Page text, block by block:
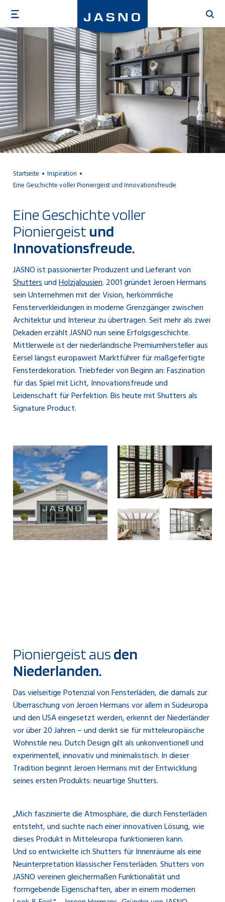
zum
Inhalt
Startseite
Inspiration
Eine Geschichte voller Pioniergeist und Innovationsfreude
Eine Geschichte voller
Pioniergeist und
Innovationsfreude.
JASNO ist passionierter Produzent und Lieferant von
ShuttersundHolzjalousien. 2001 gründet Jeroen Hermans
sein Unternehmen mit der Vision, herkömmliche
Fensterverkleidungen in moderne Grenzgänger zwischen
Architektur und Interieur zu übertragen. Seit mehr als zwei
Dekaden erzählt JASNO nun seine Erfolgsgeschichte.
Mittlerweile ist der niederländische Premiumhersteller aus
Eersel längst europaweit Marktführer für maßgefertigte
Fensterdekoration. Triebfeder von Beginn an: Faszination
für das Spiel mit Licht, Innovationsfreude und
Leidenschaft für Perfektion. Bis heute mit Shutters als
Signature Product.
Pioniergeist ausden
Niederlanden.
Das vielseitige Potenzial von Fensterläden, die damals zur
Überraschung von Jeroen Hermans vor allem in Südeuropa
und den USA eingesetzt werden, erkennt der Niederländer
vor über 20 Jahren – und denkt sie für mitteleuropäische
Wohnstile neu. Dutch Design gilt als unkonventionell und
experimentell, innovativ und minimalistisch. In dieser
Tradition beginnt Jeroen Hermans mit der Entwicklung
seines ersten Produkts: neuartige Shutters.
„Mich faszinierte die Atmosphäre, die durch Fensterläden
entsteht, und suchte nach einer innovativen Lösung, wie
dieses Produkt in Mitteleuropa funktionieren kann.
Und so entwickelte ich Shutters für Innenräume als eine
Neuinterpretation klassischer Fensterläden. Shutters von
JASNO vereinen gleichermaßen Funktionalität und
formgebende Eigenschaften, aber in einem modernen